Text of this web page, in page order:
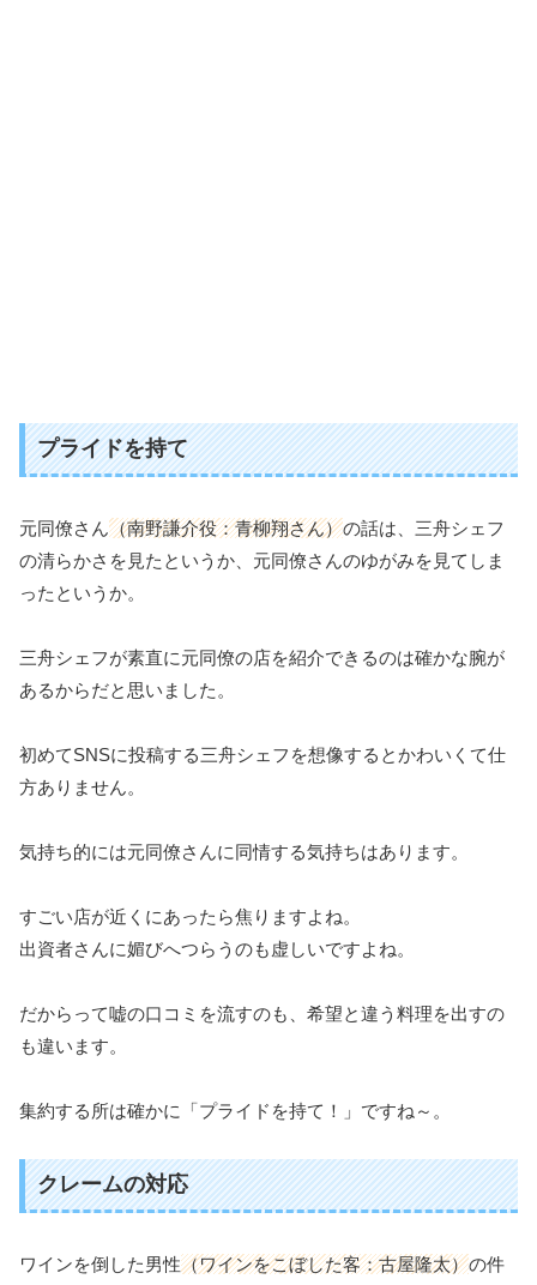
プライドを持て
元同僚さん（南野謙介役：青柳翔さん）の話は、三舟シェフ
の清らかさを見たというか、元同僚さんのゆがみを見てしま
ったというか。
三舟シェフが素直に元同僚の店を紹介できるのは確かな腕が
あるからだと思いました。
初めてSNSに投稿する三舟シェフを想像するとかわいくて仕
方ありません。
気持ち的には元同僚さんに同情する気持ちはあります。
すごい店が近くにあったら焦りますよね。
出資者さんに媚びへつらうのも虚しいですよね。
だからって嘘の口コミを流すのも、希望と違う料理を出すの
も違います。
集約する所は確かに「プライドを持て！」ですね～。
クレームの対応
ワインを倒した男性（ワインをこぼした客：古屋隆太）の件